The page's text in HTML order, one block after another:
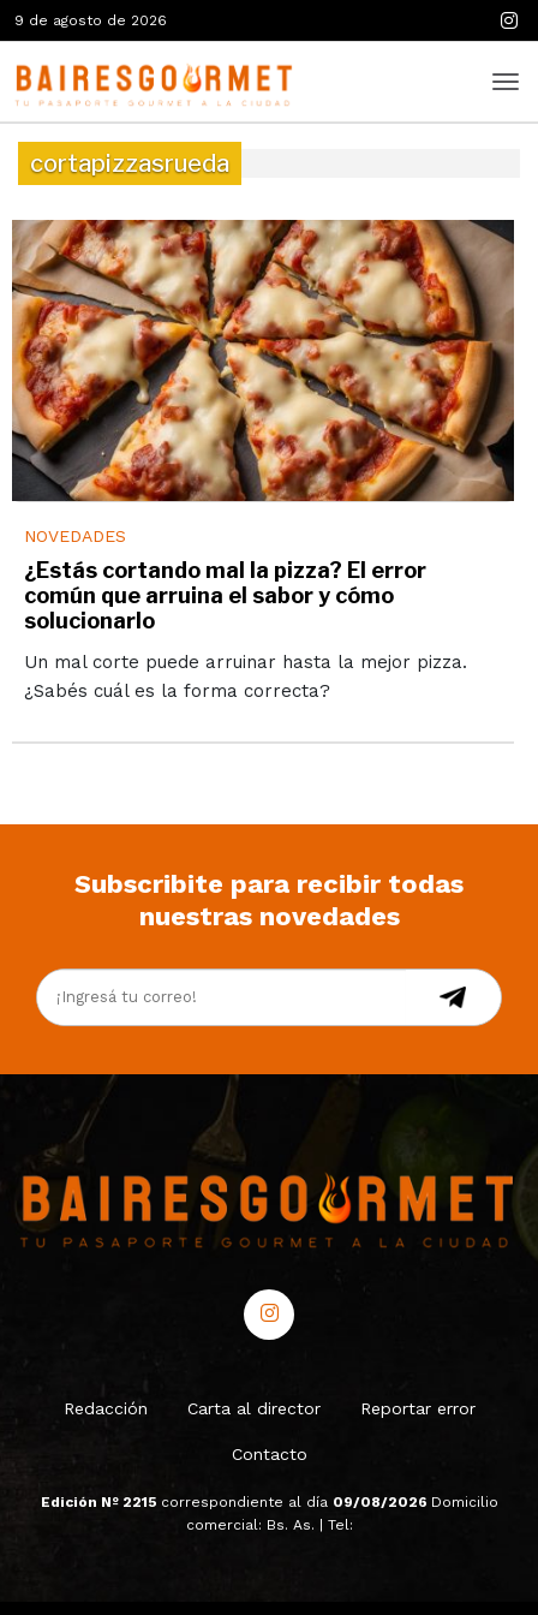
9 de agosto de 2026
cortapizzasrueda
NOVEDADES
¿Estás cortando mal la pizza? El error
común que arruina el sabor y cómo
solucionarlo
Un mal corte puede arruinar hasta la mejor pizza.
¿Sabés cuál es la forma correcta?
Subscribite para recibir todas
nuestras novedades
Redacción Carta al director Reportar error
Contacto
Edición Nº 2215 correspondiente al día 09/08/2026 Domicilio
comercial: Bs. As. | Tel: